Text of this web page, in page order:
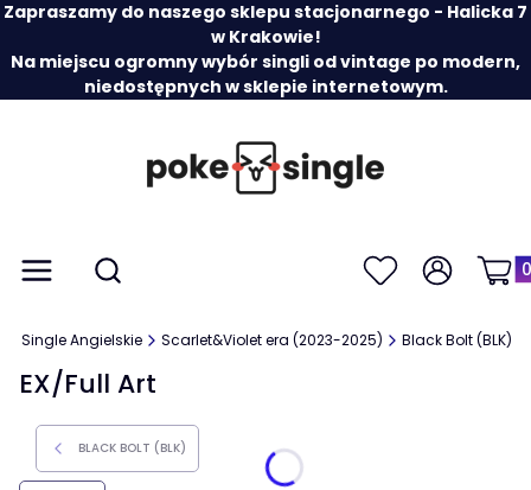
Zapraszamy do naszego sklepu stacjonarnego - Halicka 7
w Krakowie!
Na miejscu ogromny wybór singli od vintage po modern,
niedostępnych w sklepie internetowym.
Menu Otwórz wyszukiwarkę
Szukaj UlubioneZaloguj się
Single Angielskie Scarlet&Violet era (2023-2025) Black Bolt (BLK)
EX/Full Art
BLACK BOLT (BLK)